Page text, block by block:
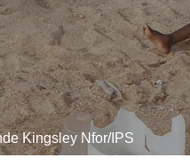
Kingsley Nfor/IPS